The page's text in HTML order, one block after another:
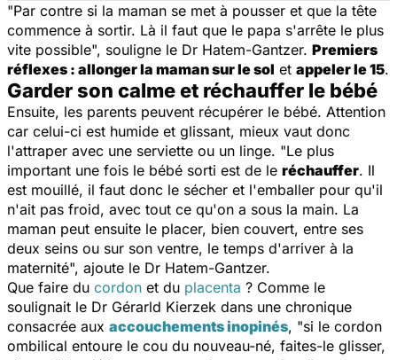
"Par contre si la maman se met à pousser et que la tête
commence à sortir. Là il faut que le papa s'arrête le plus
vite possible", souligne le Dr Hatem-Gantzer. Premiers
réflexes : allonger la maman sur le sol et appeler le 15.
Garder son calme et réchauffer le bébé
Ensuite, les parents peuvent récupérer le bébé. Attention
car celui-ci est humide et glissant, mieux vaut donc
l'attraper avec une serviette ou un linge. "Le plus
important une fois le bébé sorti est de le réchauffer. Il
est mouillé, il faut donc le sécher et l'emballer pour qu'il
n'ait pas froid, avec tout ce qu'on a sous la main. La
maman peut ensuite le placer, bien couvert, entre ses
deux seins ou sur son ventre, le temps d'arriver à la
maternité", ajoute le Dr Hatem-Gantzer.
Que faire du cordon et du placenta ? Comme le
soulignait le Dr Gérarld Kierzek dans une chronique
consacrée aux accouchements inopinés, "si le cordon
ombilical entoure le cou du nouveau-né, faites-le glisser,